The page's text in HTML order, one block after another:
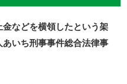
などを横領したという架
いち刑事事件総合法律事